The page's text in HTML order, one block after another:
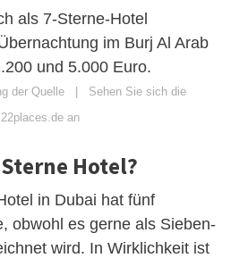
als 7-Sterne-Hotel
im Burj Al Arab
und 5.000 Euro.
der Quelle | Sehen Sie sich die
an
Hotel?
in Dubai hat fünf
obwohl es gerne als Sieben-
wird. In Wirklichkeit ist